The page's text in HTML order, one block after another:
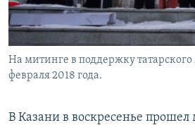
На митинге в поддержку татарского
февраля 2018 года.
В Казани в воскресенье прошел